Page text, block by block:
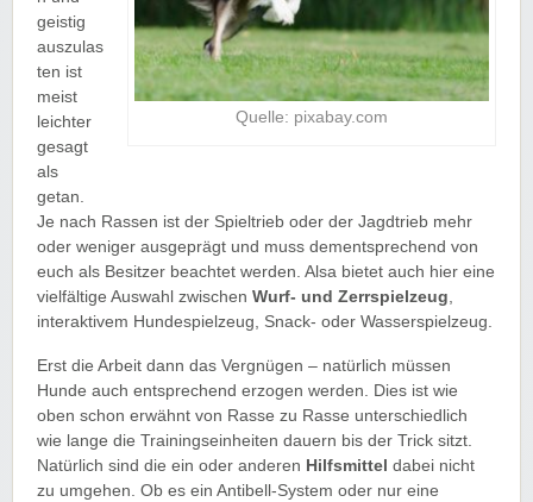
Quelle: pixabay.com
geistig
auszulas
ten ist
meist
leichter
gesagt
als
getan.
Je nach Rassen ist der Spieltrieb oder der Jagdtrieb mehr
oder weniger ausgeprägt und muss dementsprechend von
euch als Besitzer beachtet werden. Alsa bietet auch hier eine
vielfältige Auswahl zwischen Wurf- und Zerrspielzeug
interaktivem Hundespielzeug, Snack- oder Wasserspielzeug.
Erst die Arbeit dann das Vergnügen – natürlich müssen
Hunde auch entsprechend erzogen werden. Dies ist wie
oben schon erwähnt von Rasse zu Rasse unterschiedlich
wie lange die Trainingseinheiten dauern bis der Trick sitzt.
Natürlich sind die ein oder anderen Hilfsmittel dabei nicht
zu umgehen. Ob es ein Antibell-System oder nur eine